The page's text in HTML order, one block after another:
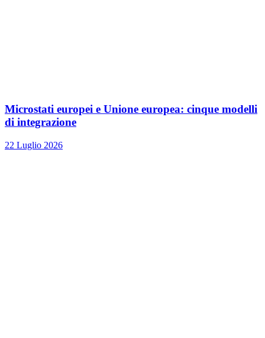
Microstati europei e Unione europea: cinque modelli
di integrazione
22 Luglio 2026